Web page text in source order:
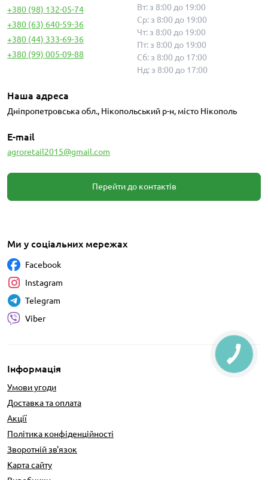
+380 (98) 132-05-74
+380 (63) 640-59-36
+380 (44) 333-69-36
+380 (99) 005-09-88
Вт: з 8:00 до 19:00
Ср: з 8:00 до 19:00
Чт: з 8:00 до 19:00
Пт: з 8:00 до 19:00
Сб: з 8:00 до 17:00
Нд: з 8:00 до 17:00
Наша адреса
Дніпропетровська обл., Нікопольський р-н, місто Нікополь
E-mail
agroretail2015@gmail.com
Перейти до контактів
Інформація
Умови угоди
Доставка та оплата
Акції
Політика конфіденційності
Зворотній зв'язок
Карта сайту
Ми у соціальних мережах
Facebook
Instagram
Telegram
Viber